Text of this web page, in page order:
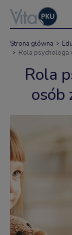
Strona główna
Rola psychologa
Rola
osób